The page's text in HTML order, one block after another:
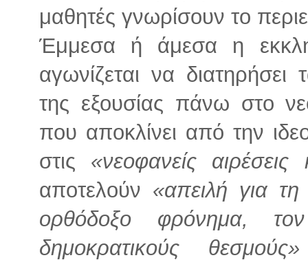
μαθητές γνωρίσουν το
Έμμεσα ή άμεσα η
αγωνίζεται να
της εξουσίας πάνω στο
που αποκλίνει από την
στις «νεοφανείς
αποτελούν «απειλή για
ορθόδοξο φρόνημα,
δημοκρατικούς θεσμούς»